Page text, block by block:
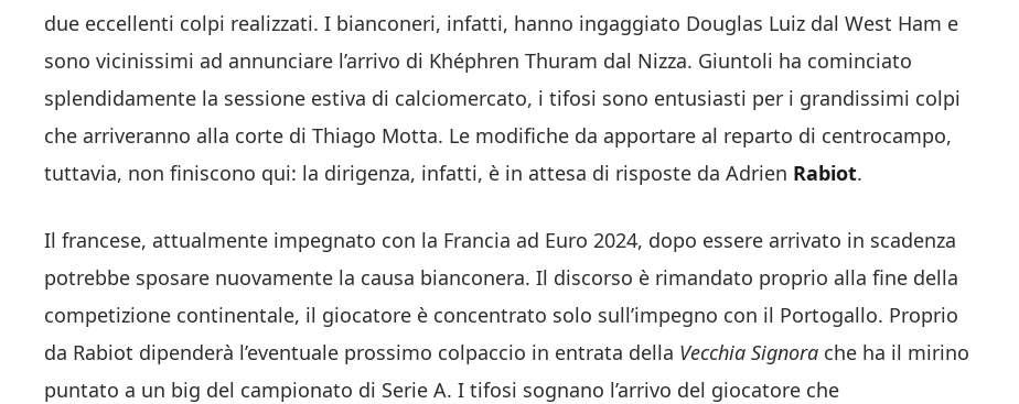
due eccellenti colpi realizzati. I bianconeri, infatti, hanno ingaggiato Douglas Luiz dal West Ham e
sono vicinissimi ad annunciare l’arrivo di Khéphren Thuram dal Nizza. Giuntoli ha cominciato
splendidamente la sessione estiva di calciomercato, i tifosi sono entusiasti per i grandissimi colpi
che arriveranno alla corte di Thiago Motta. Le modifiche da apportare al reparto di centrocampo,
tuttavia, non finiscono qui: la dirigenza, infatti, è in attesa di risposte da Adrien Rabiot.
Il francese, attualmente impegnato con la Francia ad Euro 2024, dopo essere arrivato in scadenza
potrebbe sposare nuovamente la causa bianconera. Il discorso è rimandato proprio alla fine della
competizione continentale, il giocatore è concentrato solo sull’impegno con il Portogallo. Proprio
da Rabiot dipenderà l’eventuale prossimo colpaccio in entrata della Vecchia Signora che ha il mirino
puntato a un big del campionato di Serie A. I tifosi sognano l’arrivo del giocatore che